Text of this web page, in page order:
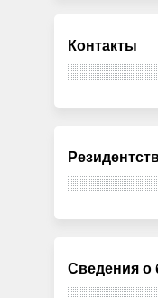
Контакты
Сведения о